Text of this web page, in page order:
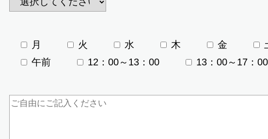
月 火 水 木 金
午前
12：00～13：00 13：00～17：00